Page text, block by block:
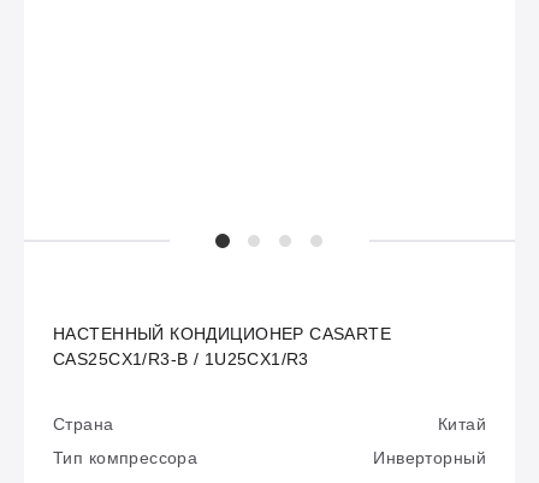
НАСТЕННЫЙ КОНДИЦИОНЕР CASARTE
CAS25CX1/R3-B / 1U25CX1/R3
Страна
Китай
Тип компрессора
Инверторный